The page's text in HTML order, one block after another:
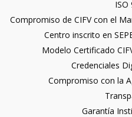
ISO
Compromiso de CIFV con el
Centro inscrito en
Modelo Certificado
Credenciales
Compromiso con la
Garantía